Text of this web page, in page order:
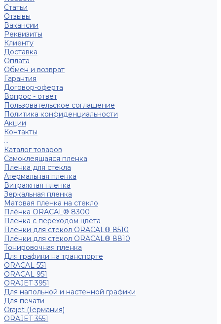
Статьи
Отзывы
Вакансии
Реквизиты
Клиенту
Доставка
Оплата
Обмен и возврат
Гарантия
Договор-оферта
Вопрос - ответ
Пользовательское соглашение
Политика конфиденциальности
Акции
Контакты
...
Каталог товаров
Самоклеящаяся пленка
Пленка для стекла
Атермальная пленка
Витражная пленка
Зеркальная пленка
Матовая пленка на стекло
Плёнка ORACAL® 8300
Пленка с переходом цвета
Плёнки для стёкол ORACAL® 8510
Плёнки для стёкол ORACAL® 8810
Тонировочная пленка
Для графики на транспорте
ORACAL 551
ORACAL 951
ORAJET 3951
Для напольной и настенной графики
Для печати
Orajet (Германия)
ORAJET 3551